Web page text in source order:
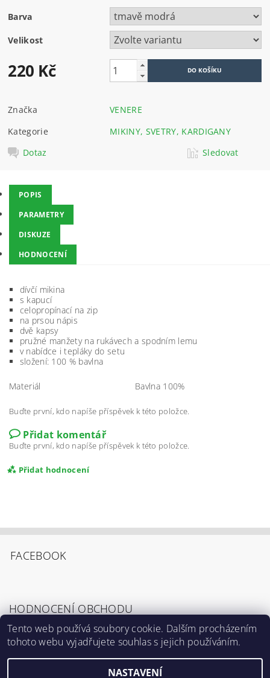
Barva
Velikost
220 Kč
Značka
VENERE
Kategorie
MIKINY, SVETRY, KARDIGANY
Dotaz
Sledovat
POPIS
PARAMETRY
DISKUZE
HODNOCENÍ
dívčí mikina
s kapucí
celopropínací na zip
na prsou nápis
dvě kapsy
pružné manžety na rukávech a spodním lemu
v nabídce i tepláky do setu
složení: 100 % bavlna
Materiál Bavlna 100%
Buďte první, kdo napíše příspěvek k této položce.
Přidat komentář
Buďte první, kdo napíše příspěvek k této položce.
Přidat hodnocení
Souhlasím sPodmínkami ochrany osobních
FACEBOOK
HODNOCENÍ OBCHODU
Zobrazit všechna hodnocení obchodu
Tento web používá soubory cookie. Dalším procházením
tohoto webu vyjadřujete souhlas s jejich používáním.
NASTAVENÍ